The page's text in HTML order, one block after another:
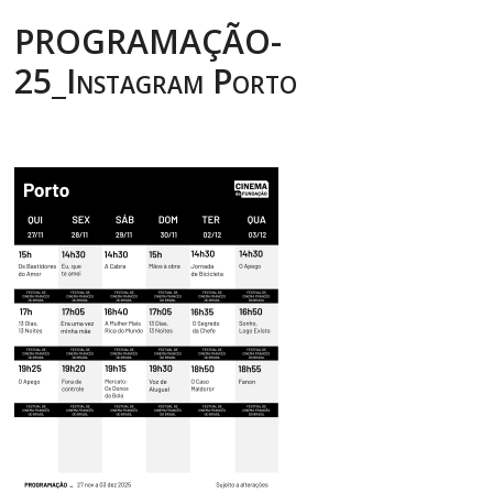
PROGRAMAÇÃO-
25_Instagram Porto